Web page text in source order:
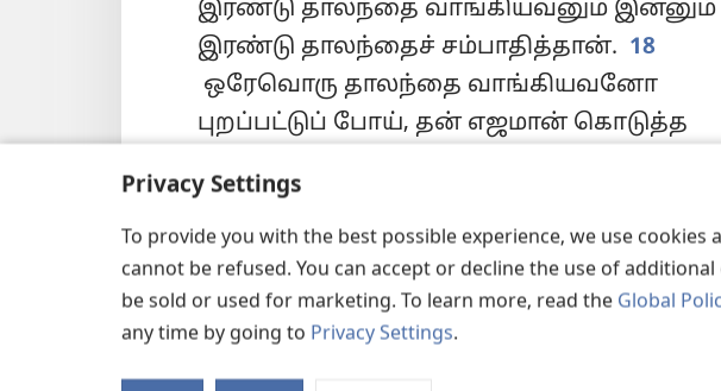
Privacy Settings
To provide you with the best possible experience, we use
cannot be refused. You can accept or decline the use of
be sold or used for marketing. To learn more, read the Global
any time by going to Privacy Settings.
இரண்டு தாலந்தை வாங்கியவனும் இன்னும்
இரண்டு தாலந்தைச் சம்பாதித்தான். 18
ஒரேவொரு தாலந்தை வாங்கியவனோ
புறப்பட்டுப் போய், தன் எஜமான் கொடுத்த
19 ரொம்பக் காலத்துக்குப் பிறகு, அந்த
அடிமைகளுடைய எஜமான் திரும்பி வந்து
அவர்களிடம் கணக்குக் கேட்டார். k 20 ஐந்து
தாலந்தை வாங்கியவன் அவர் முன்னால்
இன்னும் ஐந்து தாலந்தைக் காட்டி, ‘எஜமானே,